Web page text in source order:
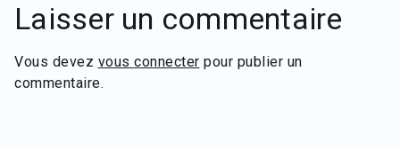
Laisser un commentaire
Vous devez vous connecter pour publier un
commentaire.